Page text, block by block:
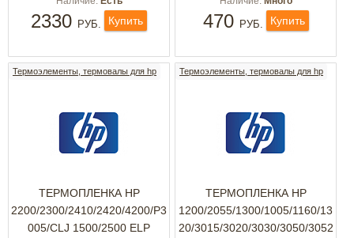
2330 РУБ. Купить 470 РУБ. Купить
Термоэлементы, термовалы для hp
ТЕРМОПЛЕНКА HP
2200/2300/2410/2420/4200/P3
005/CLJ 1500/2500 ELP
Термоэлементы, термовалы для hp
ТЕРМОПЛЕНКА HP
1200/2055/1300/1005/1160/13
20/3015/3020/3030/3050/3052